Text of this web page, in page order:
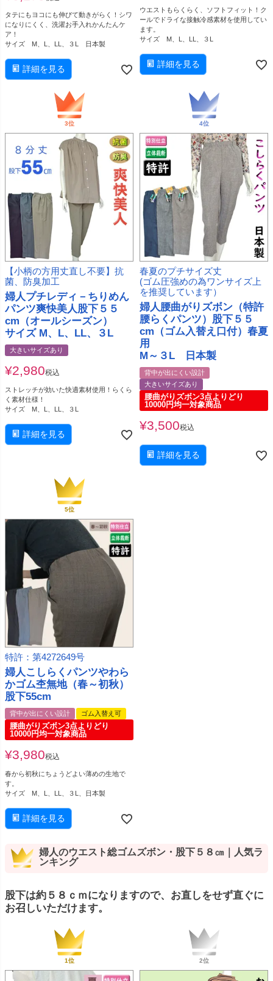
タテにもヨコにも伸びて動きがらく！シワ
になりにくく、洗濯お手入れかんたんケ
ア！
サイズ M、L、LL、３L 日本製
詳細を見る
ウエストもらくらく、ソフトフィット！ク
ールでドライな接触冷感素材を使用してい
ます。
サイズ M、L、LL、３L
詳細を見る
【小柄の方用丈直し不要】抗
菌、防臭加工
婦人プチレディ－ちりめん
パンツ爽快美人股下５５
cm（オールシーズン）
サイズ M、L、LL、３L
大きいサイズあり
¥2,980税込
ストレッチが効いた快適素材使用！らくら
く素材仕様！
サイズ M、L、LL、３L
詳細を見る
春夏のプチサイズ丈
(ゴム圧強めの為ワンサイズ上
を推奨しています）
婦人腰曲がりズボン（特許
腰らくパンツ）股下５５
cm（ゴム入替え口付）春夏
用
M～３L 日本製
背中が出にくい設計
大きいサイズあり
腰曲がりズボン3点よりどり
10000円均一対象商品
¥3,500税込
詳細を見る
特許：第4272649号
婦人こしらくパンツやわら
かゴム杢無地（春～初秋）
股下55cm
背中が出にくい設計 ゴム入替え可
腰曲がりズボン3点よりどり
10000円均一対象商品
¥3,980税込
春から初秋にちょうどよい薄めの生地で
す。
サイズ M、L、LL、３L、日本製
詳細を見る
婦人のウエスト総ゴムズボン・股下５８㎝｜人気ラ
ンキング
股下は約５８ｃｍになりますので、お直しをせず直ぐに
お召しいただけます。